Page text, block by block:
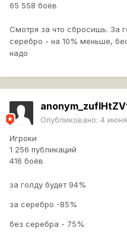
65 558 боёв
Смотря за что сбросишь. За
серебро - на 10% меньше,
надо
Опубликовано: 4
Игроки
1 256 публикаций
416 боёв
за голду будет 94%
за серебро -85%
без серебра - 75%